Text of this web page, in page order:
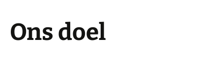
Ons doel